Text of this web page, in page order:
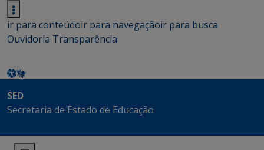
ir para conteúdoir para navegaçãoir para busca
Ouvidoria Transparência
SED
Secretaria de Estado de Educação